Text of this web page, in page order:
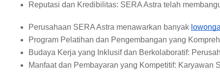
Reputasi dan Kredibilitas: SERA Astra telah
Perusahaan SERA Astra menawarkan banyak
Program Pelatihan dan Pengembangan yang
Budaya Kerja yang Inklusif dan Berkolaboratif:
Manfaat dan Pembayaran yang Kompetitif: